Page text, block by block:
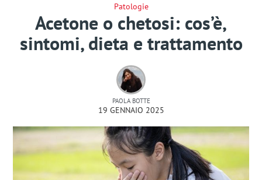
Patologie
Acetone o chetosi: cos’è,
sintomi, dieta e trattamento
PAOLA BOTTE
19 GENNAIO 2025